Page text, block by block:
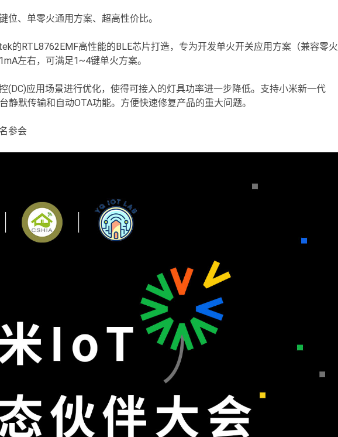
位、单零火通用方案、超高性价比。
的RTL8762EMF高性能的BLE芯片打造，专为开发单火开关应用方案（兼容零火
左右，可满足1~4键单火方案。
(DC)应用场景进行优化，使得可接入的灯具功率进一步降低。支持小米新一代
静默传输和自动OTA功能。方便快速修复产品的重大问题。
参会